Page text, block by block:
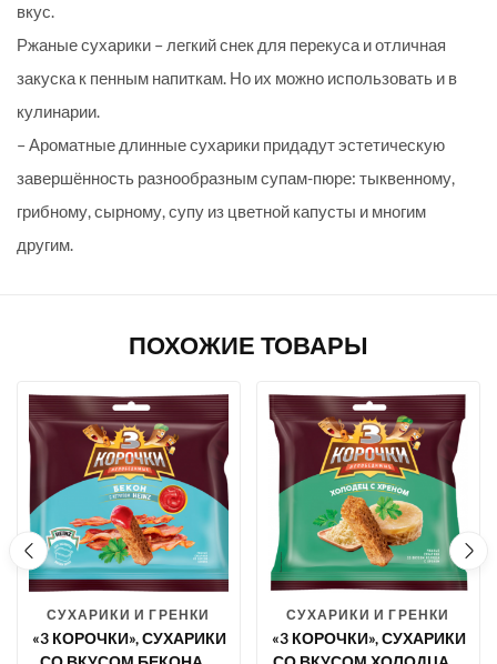
вкус.
Ржаные сухарики – легкий снек для перекуса и отличная
закуска к пенным напиткам. Но их можно использовать и в
кулинарии.
– Ароматные длинные сухарики придадут эстетическую
завершённость разнообразным супам-пюре: тыквенному,
грибному, сырному, супу из цветной капусты и многим
другим.
ПОХОЖИЕ ТОВАРЫ
СУХАРИКИ И ГРЕНКИ
«3 КОРОЧКИ», СУХАРИКИ
СУХАРИКИ И ГРЕНКИ
«3 КОРОЧКИ», СУХАРИКИ